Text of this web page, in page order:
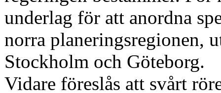
underlag för att anordna
norra planeringsregionen,
Stockholm och Göteborg.
Vidare föreslås att svårt